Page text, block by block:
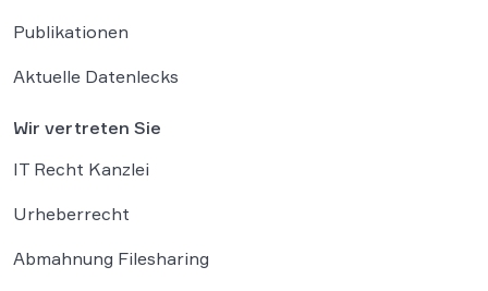
Publikationen
Aktuelle Datenlecks
Wir vertreten Sie
IT Recht Kanzlei
Urheberrecht
Abmahnung Filesharing